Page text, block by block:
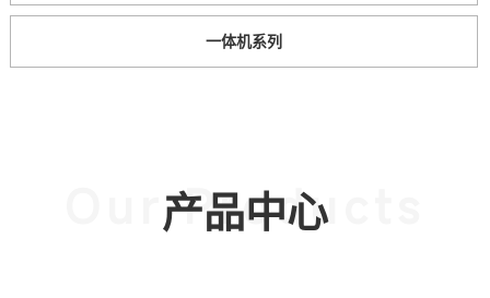
一体机系列
Our Products
产品中心